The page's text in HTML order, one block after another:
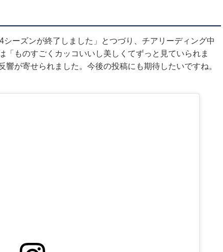
ーズンが終了しました」とつづり、チアリーディング中
ものすごくカッコいいし美しくてずっと見ていられま
が寄せられました。今後の投稿にも期待したいですね。